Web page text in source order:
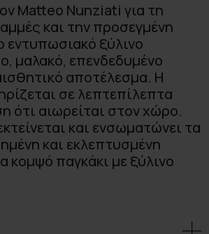
Matteo Nunziati για τη
και την προσεγμένη
εντυπωσιακό ξύλινο
μαλακό, επενδεδυμένο
αποτέλεσμα. Η
σε λεπτεπίλεπτα
ότι αιωρείται στον χώρο.
και ενσωματώνει τα
και εκλεπτυσμένη
παγκάκι με ξύλινο